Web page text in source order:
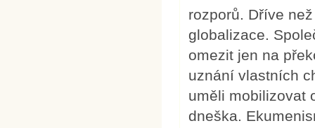
rozporů. Dříve
globalizace.
omezit jen na
uznání vlastních
uměli mobilizovat
dneška.